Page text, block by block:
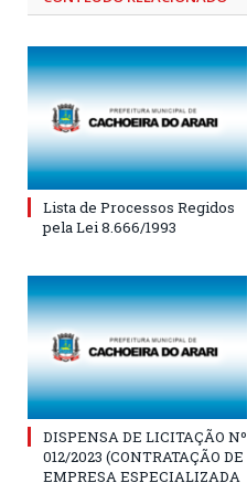
Lista de Processos Regidos
pela Lei 8.666/1993
DISPENSA DE LICITAÇÃO Nº
012/2023 (CONTRATAÇÃO DE
EMPRESA ESPECIALIZADA